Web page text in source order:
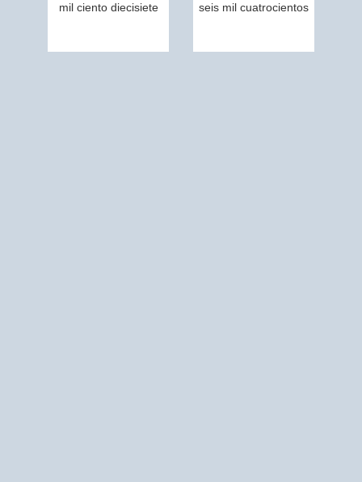
mil ciento diecisiete seis mil cuatrocientos